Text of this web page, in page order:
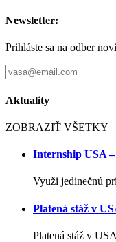
Newsletter:
Prihláste sa na odber
Aktuality
ZOBRAZIŤ VŠETKY
Internship USA
Využi jedinečnú
Platená stáž v
Platená stáž v